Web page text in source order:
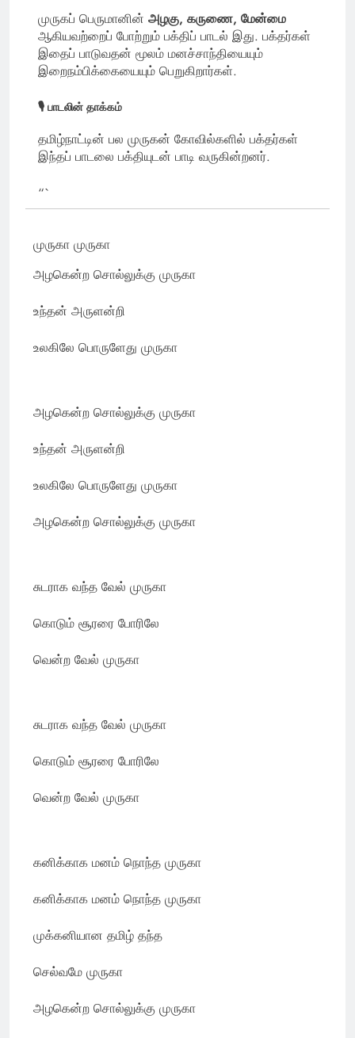
முருகப் பெருமானின் அழகு, கருணை, மேன்மை
ஆகியவற்றைப் போற்றும் பக்திப் பாடல் இது. பக்தர்கள்
இதைப் பாடுவதன் மூலம் மனச்சாந்தியையும்
இறைநம்பிக்கையையும் பெறுகிறார்கள்.
🎙 பாடலின் தாக்கம்
தமிழ்நாட்டின் பல முருகன் கோவில்களில் பக்தர்கள்
இந்தப் பாடலை பக்தியுடன் பாடி வருகின்றனர்.
“`
முருகா முருகா
அழகென்ற சொல்லுக்கு முருகா
உந்தன் அருளன்றி
உலகிலே பொருளேது முருகா
அழகென்ற சொல்லுக்கு முருகா
உந்தன் அருளன்றி
உலகிலே பொருளேது முருகா
அழகென்ற சொல்லுக்கு முருகா
சுடராக வந்த வேல் முருகா
கொடும் சூரரை போரிலே
வென்ற வேல் முருகா
சுடராக வந்த வேல் முருகா
கொடும் சூரரை போரிலே
வென்ற வேல் முருகா
கனிக்காக மனம் நொந்த முருகா
கனிக்காக மனம் நொந்த முருகா
முக்கனியான தமிழ் தந்த
செல்வமே முருகா
அழகென்ற சொல்லுக்கு முருகா